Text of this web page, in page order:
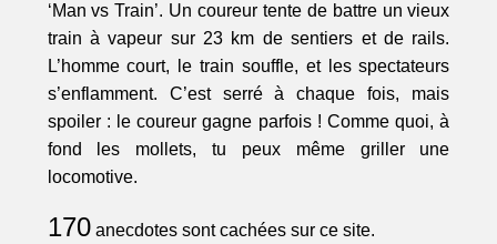
‘Man vs Train’. Un coureur tente de battre un vieux
train à vapeur sur 23 km de sentiers et de rails.
L’homme court, le train souffle, et les spectateurs
s’enflamment. C’est serré à chaque fois, mais
spoiler : le coureur gagne parfois ! Comme quoi, à
fond les mollets, tu peux même griller une
locomotive.
170anecdotes sont cachées sur ce site.